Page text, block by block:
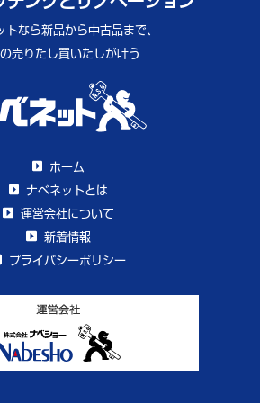
トなら新品から中古品まで、
売りたし買いたしが叶う
ホーム
ナベネットとは
運営会社について
新着情報
プライバシーポリシー